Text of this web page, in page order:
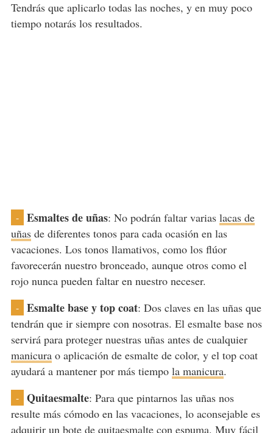
Tendrás que aplicarlo todas las noches, y en muy poco
tiempo notarás los resultados.
- Esmaltes de uñas: No podrán faltar varias lacas de
uñasde diferentes tonos para cada ocasión en las
vacaciones. Los tonos llamativos, como los flúor
favorecerán nuestro bronceado, aunque otros como el
rojo nunca pueden faltar en nuestro neceser.
- Esmalte base y top coat: Dos claves en las uñas que
tendrán que ir siempre con nosotras. El esmalte base nos
servirá para proteger nuestras uñas antes de cualquier
manicurao aplicación de esmalte de color, y el top coat
ayudará a mantener por más tiempo la manicura.
- Quitaesmalte: Para que pintarnos las uñas nos
resulte más cómodo en las vacaciones, lo aconsejable es
adquirir un bote de quitaesmalte con espuma. Muy fácil